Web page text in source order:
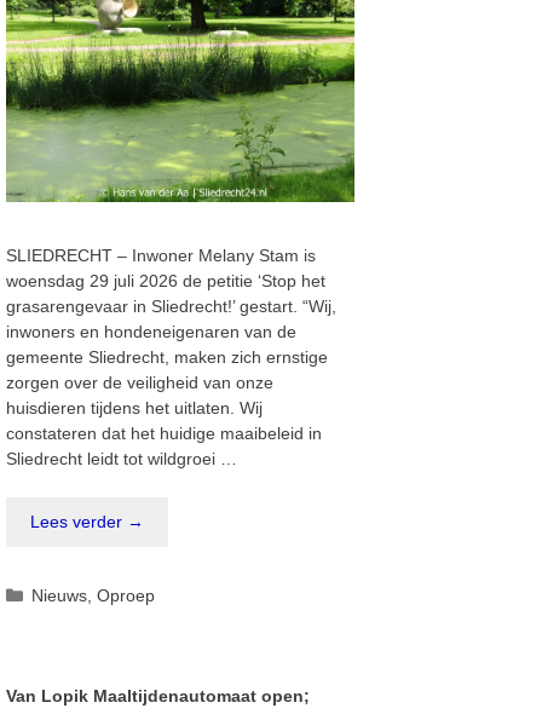
SLIEDRECHT – Inwoner Melany Stam is
woensdag 29 juli 2026 de petitie ‘Stop het
grasarengevaar in Sliedrecht!’ gestart. “Wij,
inwoners en hondeneigenaren van de
gemeente Sliedrecht, maken zich ernstige
zorgen over de veiligheid van onze
huisdieren tijdens het uitlaten. Wij
constateren dat het huidige maaibeleid in
Sliedrecht leidt tot wildgroei …
Lees verder →
Categorieën
Nieuws,Oproep
Van Lopik Maaltijdenautomaat open;